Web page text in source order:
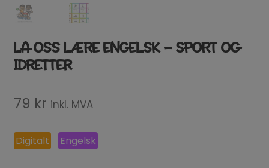
LA OSS LÆRE ENGELSK – SPORT OG
IDRETTER
79 kr inkl. MVA
Digitalt Engelsk